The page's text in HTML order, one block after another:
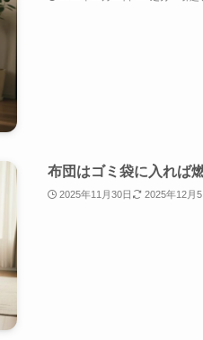
布団はゴミ袋に入れば
2025年11月30日 2025年12月5